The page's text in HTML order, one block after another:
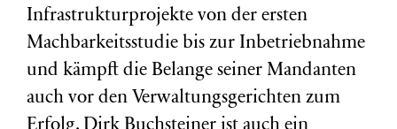
Infrastrukturprojekte von der ersten
Machbarkeitsstudie bis zur Inbetriebnahme
und kämpft die Belange seiner Mandanten
auch vor den Verwaltungsgerichten zum